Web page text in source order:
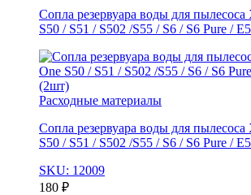
Сопла резервуара воды для
S50 / S51 / S502 /S55 / S6 / S6 Pure /
Расходные материалы
Сопла резервуара воды для
S50 / S51 / S502 /S55 / S6 / S6 Pure /
SKU: 12009
180 ₽